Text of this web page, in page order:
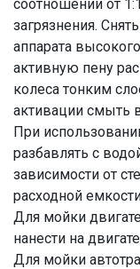
соотношении от
загрязнения.
аппарата
активную пену
колеса тонким
активации смыть
При
разбавлять с
зависимости от
расходной
Для мойки
нанести на
Для мойки